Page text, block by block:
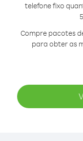
telefone fixo
Compre pacotes
para obter as